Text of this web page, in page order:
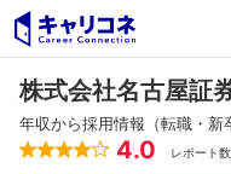
株式会社名古屋証
年収から採用情報（転職・新
4.0 レポート数